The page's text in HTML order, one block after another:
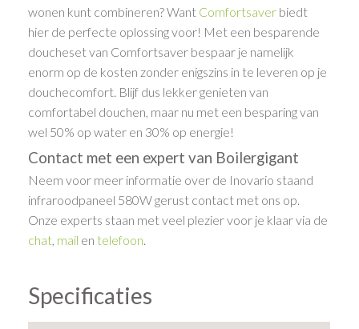
wonen kunt combineren? Want Comfortsaver biedt
hier de perfecte oplossing voor! Met een besparende
doucheset van Comfortsaver bespaar je namelijk
enorm op de kosten zonder enigszins in te leveren op je
douchecomfort. Blijf dus lekker genieten van
comfortabel douchen, maar nu met een besparing van
wel 50% op water en 30% op energie!
Contact met een expert van Boilergigant
Neem voor meer informatie over de Inovario staand
infraroodpaneel 580W gerust contact met ons op.
Onze experts staan met veel plezier voor je klaar via de
chat, mail en telefoon.
Specificaties